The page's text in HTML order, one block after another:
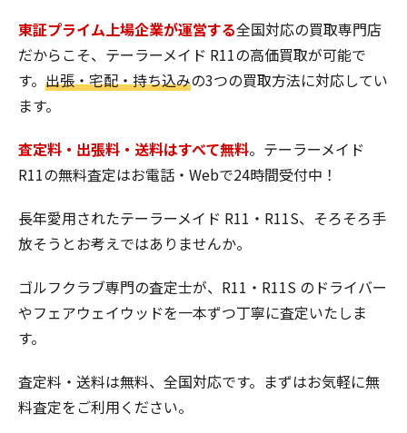
東証プライム上場企業が運営する全国対応の買取専門店
だからこそ、テーラーメイド R11の高価買取が可能で
す。 出張・宅配・持ち込みの3つの買取方法に対応してい
ます。
査定料・出張料・送料はすべて無料。テーラーメイド
R11の無料査定はお電話・Webで24時間受付中！
長年愛用されたテーラーメイド R11・R11S、そろそろ手
放そうとお考えではありませんか。
ゴルフクラブ専門の査定士が、R11・R11S のドライバー
やフェアウェイウッドを一本ずつ丁寧に査定いたしま
す。
査定料・送料は無料、全国対応です。まずはお気軽に無
料査定をご利用ください。